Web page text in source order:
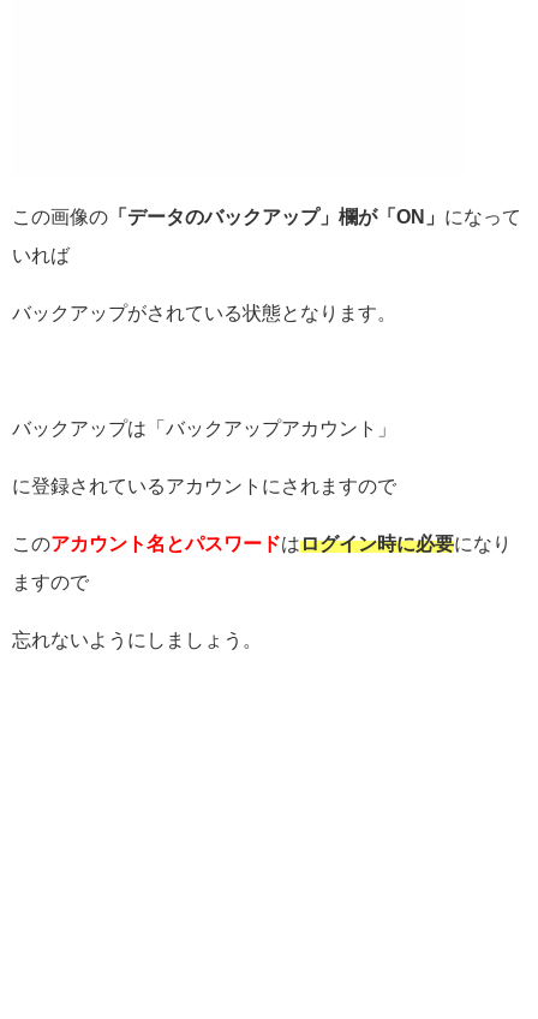
この画像の 「データのバックアップ」欄が「ON」 になって
いれば
バックアップがされている状態となります。
バックアップは「バックアップアカウント」
に登録されているアカウントにされますので
このアカウント名とパスワードはログイン時に必要になり
ますので
忘れないようにしましょう。